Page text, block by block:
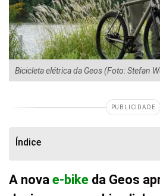
Bicicleta elétrica da Geos (Foto: Stefan
PUBLICIDADE
Índice
A nova e-bike da Geos